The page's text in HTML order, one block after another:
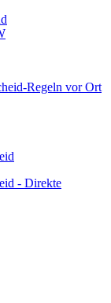
Regeln vor Ort
- Direkte